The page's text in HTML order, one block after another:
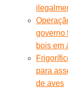
governo
bois em
para
de aves